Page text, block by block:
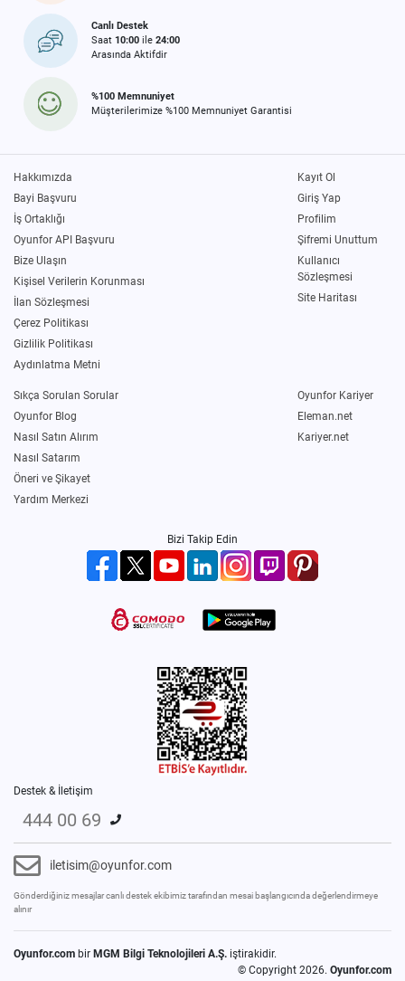
Canlı Destek
Saat 10:00 ile 24:00
Arasında Aktifdir
%100 Memnuniyet
Müşterilerimize %100 Memnuniyet Garantisi
Hakkımızda
Bayi Başvuru
İş Ortaklığı
Oyunfor API Başvuru
Bize Ulaşın
Kişisel Verilerin Korunması
İlan Sözleşmesi
Çerez Politikası
Gizlilik Politikası
Aydınlatma Metni
Kayıt Ol
Giriş Yap
Profilim
Şifremi Unuttum
Kullanıcı
Sözleşmesi
Site Haritası
Sıkça Sorulan Sorular
Oyunfor Blog
Nasıl Satın Alırım
Nasıl Satarım
Öneri ve Şikayet
Yardım Merkezi
Oyunfor Kariyer
Eleman.net
Kariyer.net
Bizi Takip Edin
Destek & İletişim
444 00 69
iletisim@oyunfor.com
Gönderdiğiniz mesajlar canlı destek ekibimiz tarafından mesai başlangıcında değerlendirmeye
alınır
Oyunfor.com bir MGM Bilgi Teknolojileri A.Ş. iştirakidir.
© Copyright 2026. Oyunfor.com